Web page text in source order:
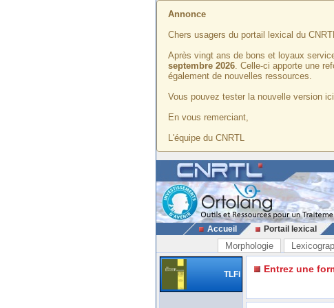
Annonce
Chers usagers du portail lexical du
Après vingt ans de bons et loyaux
septembre 2026. Celle-ci apporte une
également de nouvelles ressources.
Vous pouvez tester la nouvelle version
En vous remerciant,
L'équipe du CNRTL
Accueil Portail lexical
Morphologie
TLFi Entrez une